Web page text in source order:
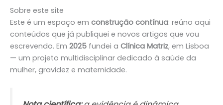
Sobre este site
Este é um espaço em construção contínua: reúno aqui
conteúdos que já publiquei e novos artigos que vou
escrevendo. Em 2025 fundei a Clínica Matriz, em Lisboa
— um projeto multidisciplinar dedicado à saúde da
mulher, gravidez e maternidade.